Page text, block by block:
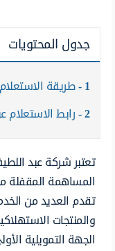
جدول المحتويات
1 طريقة
2 رابط
تعتبر شركة عبد
المساهمة المقفلة
تقدم العديد من
والمنتجات
الجهة التمويلية